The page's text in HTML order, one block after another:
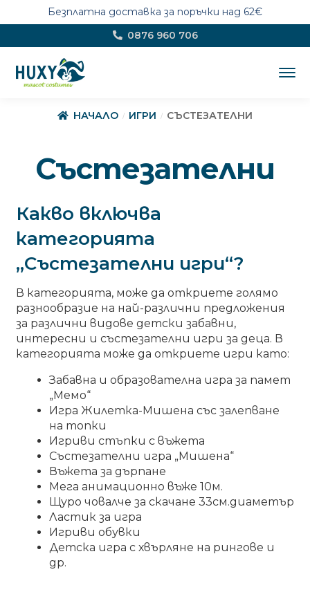
Безплатна доставка за поръчки над 62€
to
to
0876 960 706
ТЕМИ
Цялостен дизайн
Маскот костюми
MENU
Парти костюми
CHILD
MENU
Детски парти костюми
MENU
Детски халати
Игри
Образователни
Състезателни
XXL игри
Сетове
НАЧАЛО ИГРИ СЪСТЕЗАТЕЛНИ
Състезателни
Какво включва
категорията
„Състезателни игри“?
В категорията, може да откриете голямо
разнообразие на най-различни предложения
за различни видове детски забавни,
интересни и състезателни игри за деца. В
категорията може да откриете игри като:
Забавна и образователна игра за памет
„Мемо“
Игра Жилетка-Мишена със залепване
на топки
Игриви стъпки с въжета
Състезателни игра „Мишена“
Въжета за дърпане
Мега анимационно въже 10м.
Щуро човалче за скачане 33см.диаметър
Ластик за игра
Игриви обувки
Детска игра с хвърляне на рингове и
др.